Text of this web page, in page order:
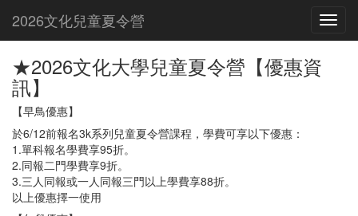
2026文化兒童夏令營
★2026文化大學兒童夏令營【優惠資
訊】
【早鳥優惠】
於6/12前報名3k系列兒童夏令營課程，學費可享以下優惠：
1.單科報名學費享95折。
2.同報二門學費享9折。
3.三人同報或一人同報三門以上學費享88折。
以上優惠擇一使用